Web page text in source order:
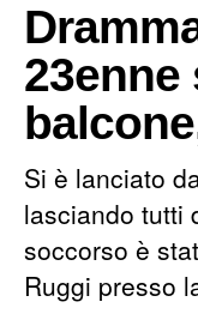
23enne
Si è lanciato
lasciando tutti
soccorso è
Ruggi presso